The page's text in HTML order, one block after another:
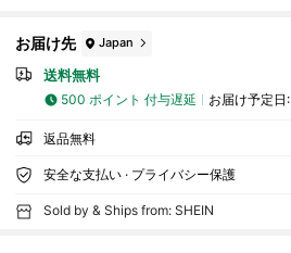
お届け先 Japan
送料無料
500 ポイント 付与遅延 お届け予定日:
返品無料
安全な支払い · プライバシー保護
Sold by & Ships from: SHEIN